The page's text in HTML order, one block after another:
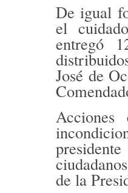
De igual
el
entregó
José de
de la